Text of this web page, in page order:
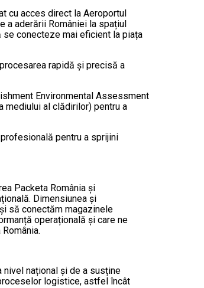
cu acces direct la Aeroportul
a aderării României la spațiul
se conecteze mai eficient la piața
rapidă și precisă a
Environmental Assessment
mediului al clădirilor) pentru a
pentru a sprijini
Packeta România și
Dimensiunea și
să conectăm magazinele
operațională și care ne
nivel național și de a susține
logistice, astfel încât